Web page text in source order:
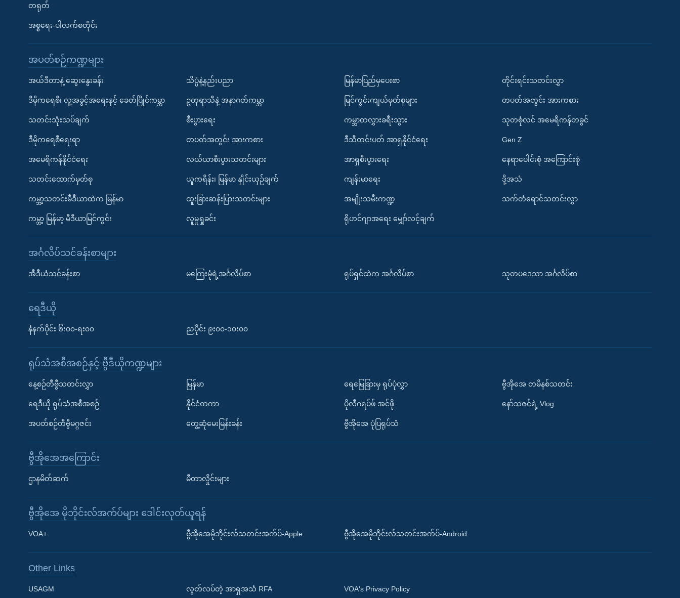
Learning English
တရုတ်
အစ္စရေး-ပါလက်စတိုင်း
အပတ်စဉ်ကဏ္ဍများ
အယ်ဒီတာနဲ့ ဆွေးနွေးခန်း
ဒီမိုကရေစီ၊ လူ့အခွင့်အရေးနှင့် ခေတ်ပြိုင်ကမ္ဘာ
သတင်းသုံးသပ်ချက်
ဒီမိုကရေစီရေးရာ
အမေရိကန်နိုင်ငံရေး
သတင်းထောက်မှတ်စု
ကမ္ဘာ့သတင်းမီဒီယာထဲက မြန်မာ
ကမ္ဘာ့ မြန်မာ့ မီဒီယာမြင်ကွင်း
သိပ္ပံနဲ့နည်းပညာ
ဥတုရာသီနဲ့ အနာဂတ်ကမ္ဘာ
စီးပွားရေး
တပတ်အတွင်း အားကစား
လယ်ယာစီးပွားသတင်းများ
ယူကရိန်း၊ မြန်မာ နှိုင်းယှဉ်ချက်
ထူးခြားဆန်းပြားသတင်းများ
လူမှုရှုခင်း
မြန်မာပြည်မှပေးစာ
မြင်ကွင်းကျယ်မှတ်စုများ
ကမ္ဘာတလွှားခရီးသွား
ဒီသီတင်းပတ် အာရှနိုင်ငံရေး
အာရှစီးပွားရေး
ကျန်းမာရေး
အမျိုးသမီးကဏ္ဍ
ရိုဟင်ဂျာအရေး မျှော်လင့်ချက်
တိုင်းရင်းသတင်းလွှာ
တပတ်အတွင်း အားကစား
သုတစုံလင် အမေရိကန်တခွင်
Gen Z
နေရာပေါင်းစုံ အကြောင်းစုံ
ဒို့အသံ
သက်တံရောင်သတင်းလွှာ
အင်္ဂလိပ်သင်ခန်းစာများ
အီဒီယံသင်ခန်းစာ မကြေးမုံရဲ့အင်္ဂလိပ်စာ ရုပ်ရှင်ထဲက အင်္ဂလိပ်စာ သုတပဒေသာ အင်္ဂလိပ်စာ
ရေဒီယို
နံနက်ပိုင်း ၆း၀၀-ရး၀၀ ညပိုင်း ၉း၀၀-၁၀း၀၀
ရုပ်သံအစီအစဉ်နှင့် ဗွီဒီယိုကဏ္ဍများ
နေ့စဉ်တီဗွီသတင်းလွှာ
ရေဒီယို ရုပ်သံအစီအစဉ်
အပတ်စဉ်တီဗွီမဂ္ဂဇင်း
မြန်မာ
နိုင်ငံတကာ
တွေ့ဆုံမေးမြန်းခန်း
ရေမြေခြားမှ ရုပ်ပုံလွှာ
ပိုလီဂရပ်ဖ်.အင်ဖို
ဗွီအိုအေ ပုံပြရုပ်သံ
ဗွီအိုအေ တမိနစ်သတင်း
နော်သဇင်ရဲ့ Vlog
ဗွီအိုအေအကြောင်း
ဌာနမိတ်ဆက် မီတာလှိုင်းများ
ဗွီအိုအေ မိုဘိုင်းလ်အက်ပ်များ ဒေါင်းလုတ်ယူရန်
VOA+ ဗွီအိုအေမိုဘိုင်းလ်သတင်းအက်ပ်-Apple ဗွီအိုအေမိုဘိုင်းလ်သတင်းအက်ပ်-Android
Other Links
USAGM လွတ်လပ်တဲ့ အာရှအသံ RFA VOA's Privacy Policy